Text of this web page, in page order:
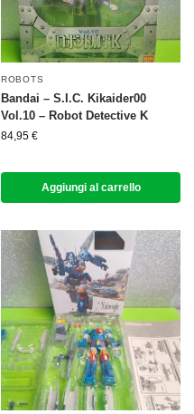
ROBOTS
Bandai – S.I.C. Kikaider00
Vol.10 – Robot Detective K
84,95 €
Aggiungi al carrello